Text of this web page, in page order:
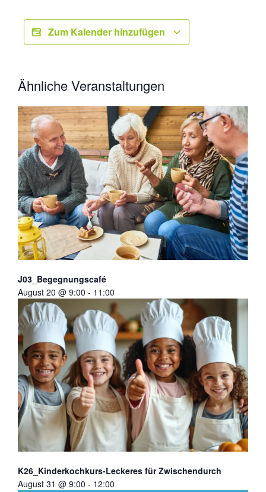
Zum Kalender hinzufügen
Ähnliche Veranstaltungen
J03_Begegnungscafé
August 20 @ 9:00 - 11:00
K26_Kinderkochkurs-Leckeres für Zwischendurch
August 31 @ 9:00 - 12:00